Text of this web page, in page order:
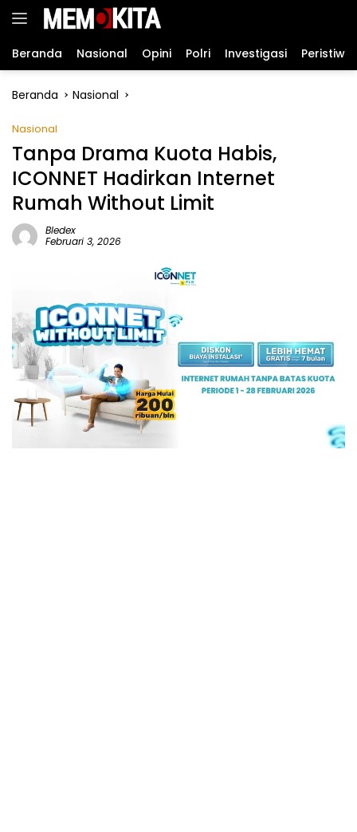
Langsung
Beranda Nasional Opini Polri Investigasi Peristiwa
Beranda Nasional
Nasional
Tanpa Drama Kuota Habis,
ICONNET Hadirkan Internet
Rumah Without Limit
Bledex
Februari 3, 2026